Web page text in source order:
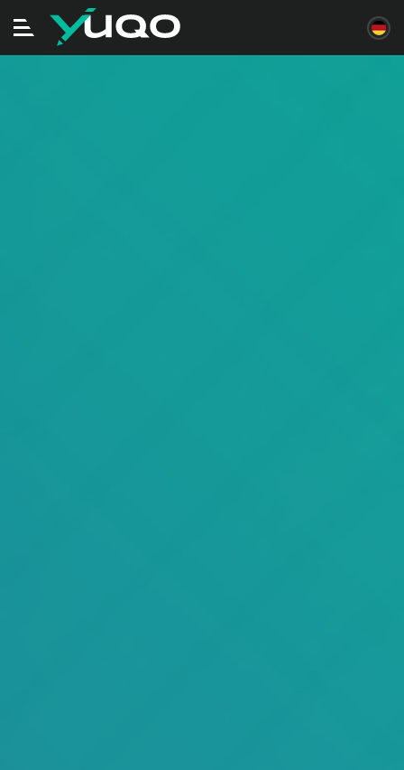
Navigation
ein/ausschalten